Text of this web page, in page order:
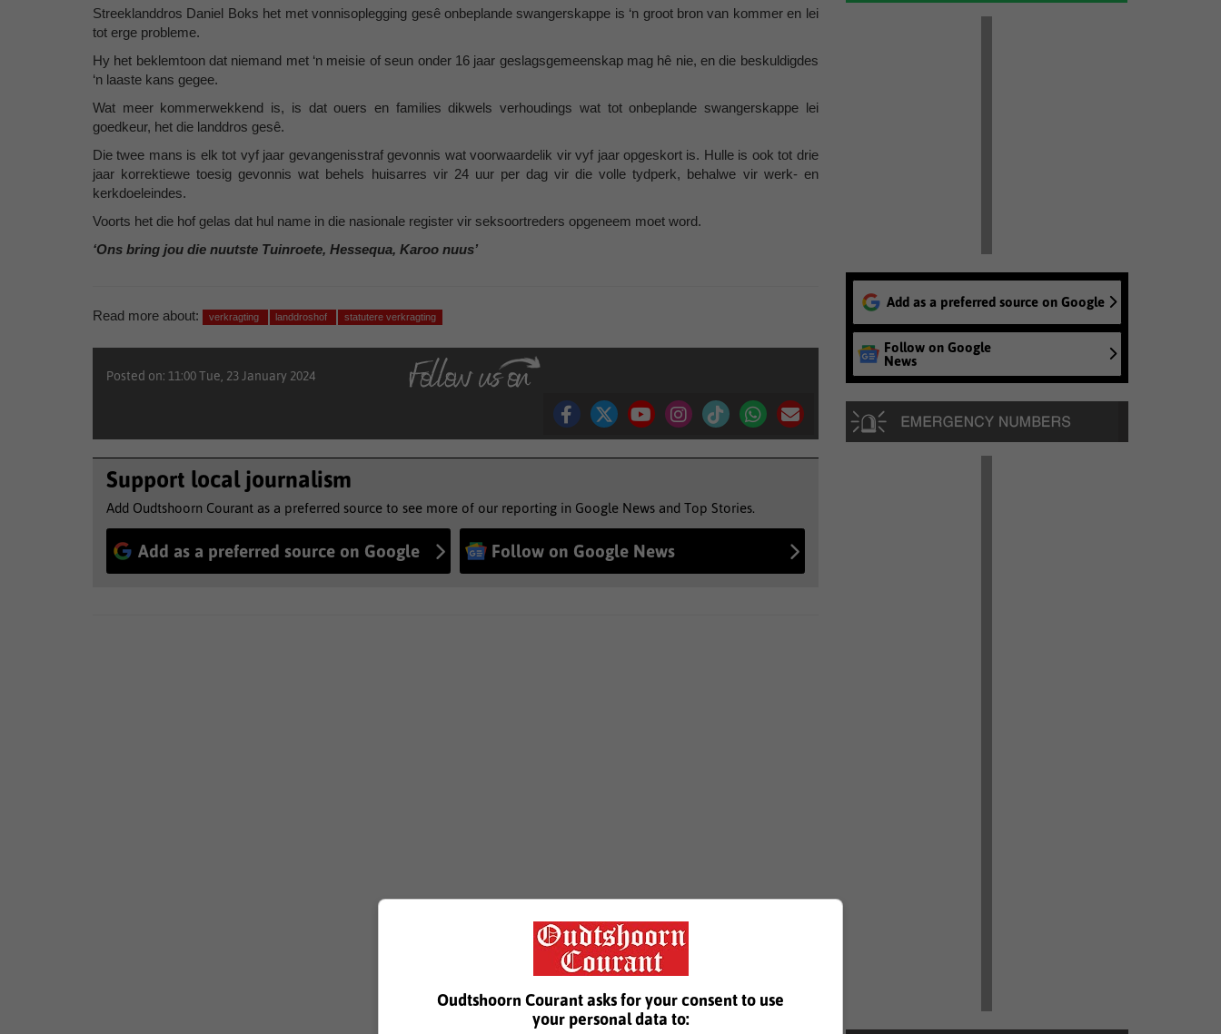
Streeklanddros Daniel Boks het met vonnisoplegging gesê onbeplande swangerskappe is ‘n groot bron van kommer en lei
tot erge probleme.
Hy het beklemtoon dat niemand met ‘n meisie of seun onder 16 jaar geslagsgemeenskap mag hê nie, en die beskuldigdes
‘n laaste kans gegee.
Wat meer kommerwekkend is, is dat ouers en families dikwels verhoudings wat tot onbeplande swangerskappe lei
goedkeur, het die landdros gesê.
Die twee mans is elk tot vyf jaar gevangenisstraf gevonnis wat voorwaardelik vir vyf jaar opgeskort is. Hulle is ook tot drie
jaar korrektiewe toesig gevonnis wat behels huisarres vir 24 uur per dag vir die volle tydperk, behalwe vir werk- en
kerkdoeleindes.
Voorts het die hof gelas dat hul name in die nasionale register vir seksoortreders opgeneem moet word.
‘Ons bring jou die nuutste Tuinroete, Hessequa, Karoo nuus’
Read more about: verkragting landdroshof statutere verkragting
Posted on: 11:00 Tue, 23 January 2024
Support local journalism
Add Oudtshoorn Courant as a preferred source to see more of our reporting in Google News and Top Stories.
Add as a preferred source on Google Follow on Google News
Add as a preferred source on Google
Follow on Google
News
Oudtshoorn Courant asks for your consent to use
your personal data to: